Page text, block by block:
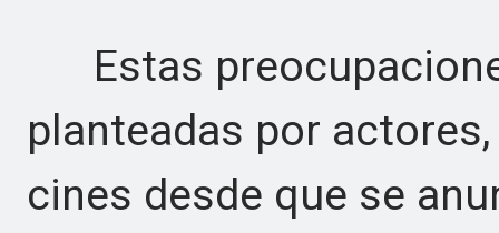
Estas
planteadas por
cines desde que se